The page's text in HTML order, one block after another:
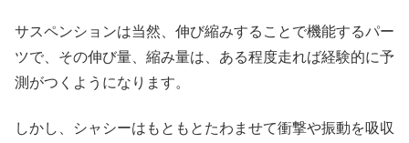
サスペンションは当然、伸び縮みすることで機能するパー
ツで、その伸び量、縮み量は、ある程度走れば経験的に予
測がつくようになります。
しかし、シャシーはもともとたわませて衝撃や振動を吸収